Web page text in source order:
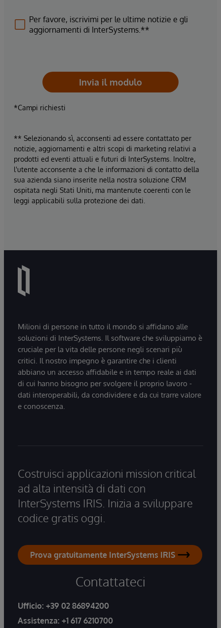
Per favore, iscrivimi per le ultime notizie e gli
aggiornamenti di InterSystems.**
Invia il modulo
*Campi richiesti
** Selezionando sì, acconsenti ad essere contattato per
notizie, aggiornamenti e altri scopi di marketing relativi a
prodotti ed eventi attuali e futuri di InterSystems. Inoltre,
l'utente acconsente a che le informazioni di contatto della
sua azienda siano inserite nella nostra soluzione CRM
ospitata negli Stati Uniti, ma mantenute coerenti con le
leggi applicabili sulla protezione dei dati.
Milioni di persone in tutto il mondo si affidano alle
soluzioni di InterSystems. Il software che sviluppiamo è
cruciale per la vita delle persone negli scenari più
critici. Il nostro impegno è garantire che i clienti
abbiano un accesso affidabile e in tempo reale ai dati
di cui hanno bisogno per svolgere il proprio lavoro -
dati interoperabili, da condividere e da cui trarre valore
e conoscenza.
Costruisci applicazioni mission critical
ad alta intensità di dati con
InterSystems IRIS. Inizia a sviluppare
codice gratis oggi.
Prova gratuitamente InterSystems IRIS
Contattateci
Ufficio: +39 02 86894200
Assistenza: +1 617 6210700